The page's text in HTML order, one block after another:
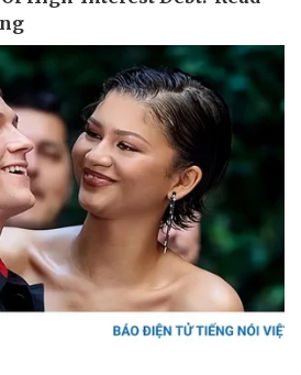
Đời sống
Nhà đẹp
Blog
Tình yêu - Gia đình